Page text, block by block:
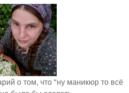
о том, что "ну маникюр то всё